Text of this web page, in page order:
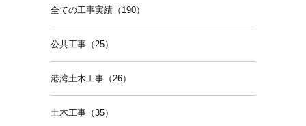
全ての工事実績（190）
公共工事（25）
港湾土木工事（26）
土木工事（35）